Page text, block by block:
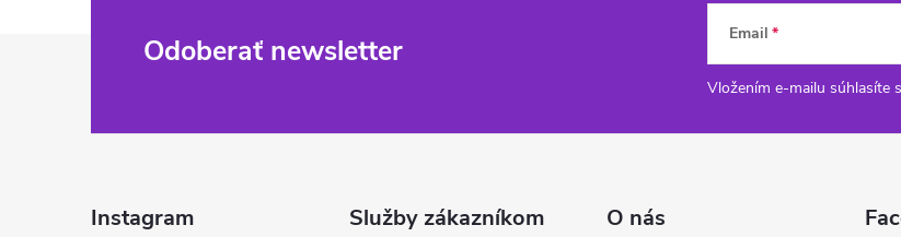
Odoberať newsletter Email
Vložením e-mailu súhlasíte s
Instagram Služby zákazníkom O nás